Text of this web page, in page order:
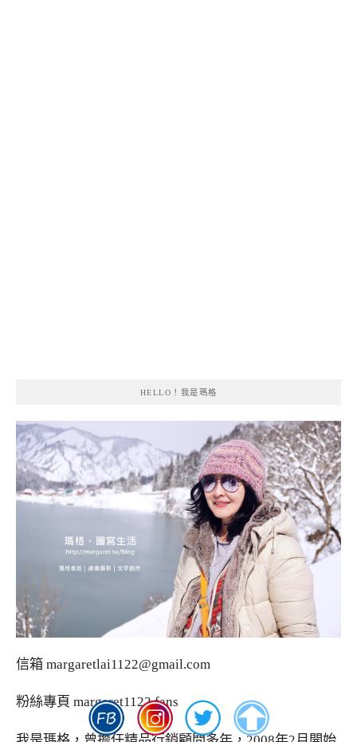
HELLO！我是瑪格
信箱 margaretlai1122@gmail.com
粉絲專頁 margaret1122.fans